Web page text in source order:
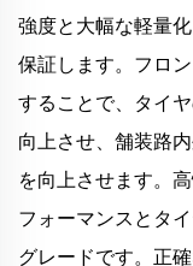
強度と大幅な軽量
保証します。フロ
することで、タイ
向上させ、舗装路
を向上させます。
フォーマンスとタ
グレードです。正